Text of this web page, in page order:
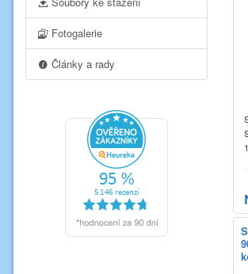
Fotogalerie
Články a rady